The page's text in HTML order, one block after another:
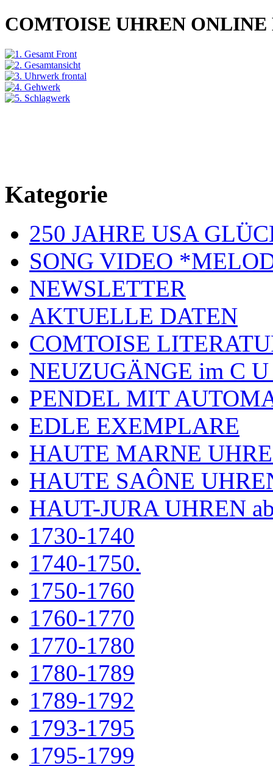
COMTOISE UHREN ONLINE
Kategorie
250 JAHRE USA
SONG VIDEO
NEWSLETTER
AKTUELLE DATEN
COMTOISE
NEUZUGÄNGE im C
PENDEL MIT
EDLE EXEMPLARE
HAUTE MARNE
HAUTE SAÔNE
HAUT-JURA UHREN
1730-1740
1740-1750.
1750-1760
1760-1770
1770-1780
1780-1789
1789-1792
1793-1795
1795-1799